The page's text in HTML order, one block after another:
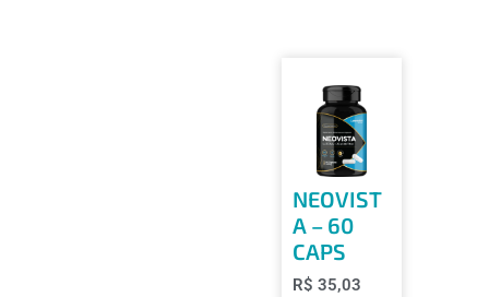
NEOVIST
A – 60
CAPS
R$ 35,03